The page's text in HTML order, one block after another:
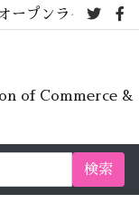
リーカフェ
of Commerce &
検索